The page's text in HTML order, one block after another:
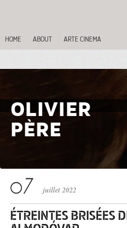
HOME ABOUT ARTE CINEMA
OLIVIER
PÈRE
juillet 2022
ÉTREINTES BRISÉES